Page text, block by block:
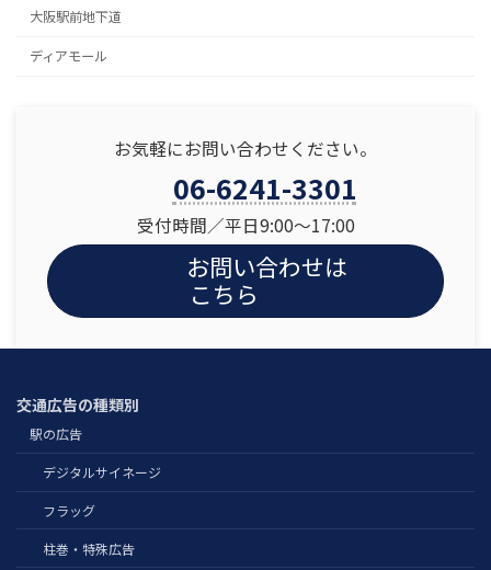
大阪駅前地下道
ディアモール
お気軽にお問い合わせください。
06-6241-3301
受付時間／平日9:00〜17:00
お問い合わせは
こちら
交通広告の種類別
駅の広告
デジタルサイネージ
フラッグ
柱巻・特殊広告